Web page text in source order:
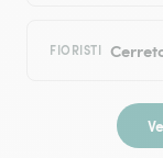
FIORISTI